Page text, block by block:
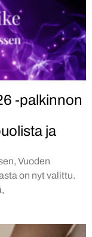
-palkinnon
ja
Vuoden
on nyt valittu.